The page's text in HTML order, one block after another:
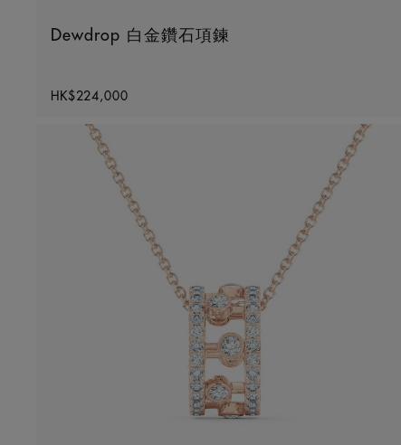
Dewdrop 白金鑽石項鍊
HK$224,000